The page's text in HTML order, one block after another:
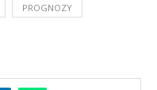
PROGNOZY